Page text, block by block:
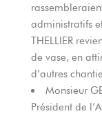
administratifs
THELLIER
de vase, en
d’autres
Monsieur
Président de